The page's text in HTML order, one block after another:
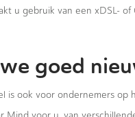
u gebruik van een xDSL-
goed
is ook voor ondernemers